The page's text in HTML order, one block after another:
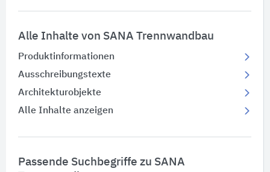
Alle Inhalte von SANA Trennwandbau
Produktinformationen
Ausschreibungstexte
Architekturobjekte
Alle Inhalte anzeigen
Passende Suchbegriffe zu SANA